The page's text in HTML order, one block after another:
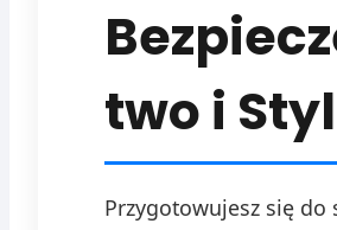
two i Styl
Przygotowujesz się do